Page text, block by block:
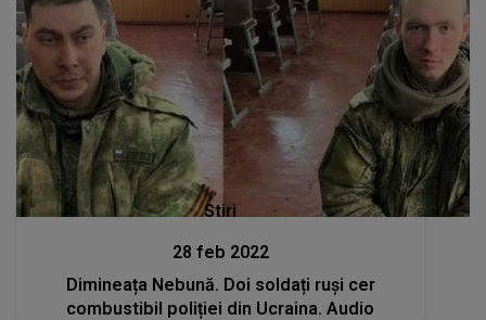
Stiri
28 feb 2022
Dimineața Nebună. Doi soldați ruși cer
combustibil poliției din Ucraina. Audio